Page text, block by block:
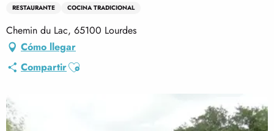
RESTAURANTE COCINA TRADICIONAL
Chemin du Lac, 65100 Lourdes
Cómo llegar
CompartirAjouter aux favoris